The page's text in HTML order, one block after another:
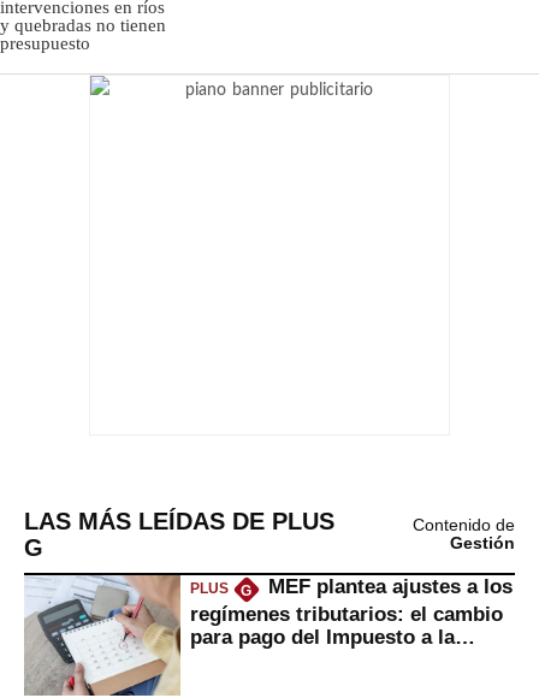
LAS MÁS LEÍDAS DE PLUS
G
Contenido de
Gestión
PLUS G
MEF plantea ajustes a los
regímenes tributarios: el cambio
para pago del Impuesto a la